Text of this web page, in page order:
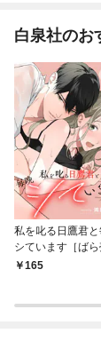
白泉社のお
私を叱る日鷹君
シています［ば
り］ 第1話
165